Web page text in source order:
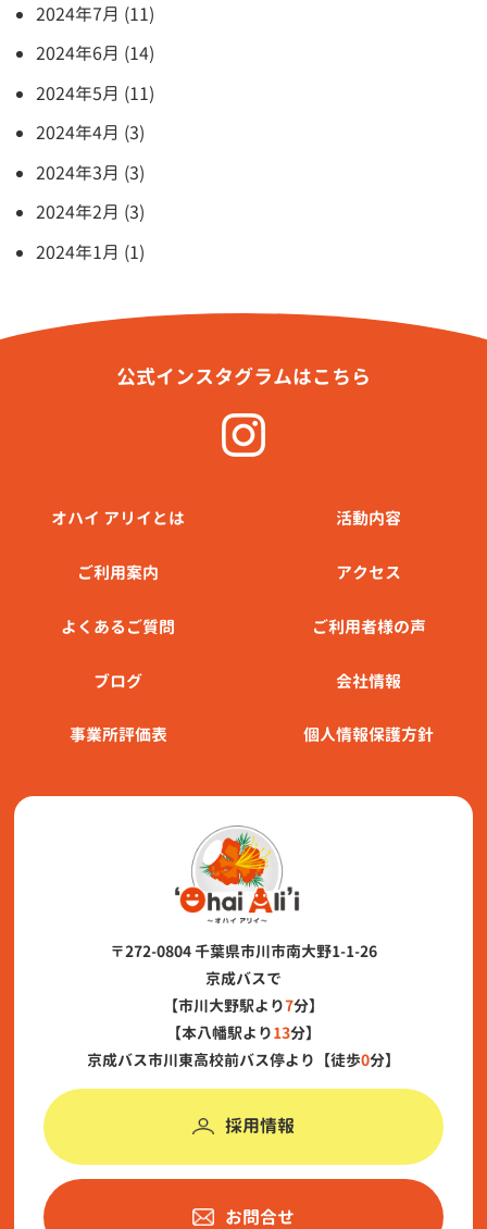
2024年7月 (11)
2024年6月 (14)
2024年5月 (11)
2024年4月 (3)
2024年3月 (3)
2024年2月 (3)
2024年1月 (1)
公式インスタグラムはこちら
オハイ アリイとは 活動内容
ご利⽤案内 アクセス
よくあるご質問 ご利用者様の声
ブログ 会社情報
事業所評価表 個人情報保護方針
〒272-0804 千葉県市川市南大野1-1-26
京成バスで
【市川大野駅より7分】
【本八幡駅より13分】
京成バス市川東高校前バス停より【徒歩0分】
採用情報
お問合せ